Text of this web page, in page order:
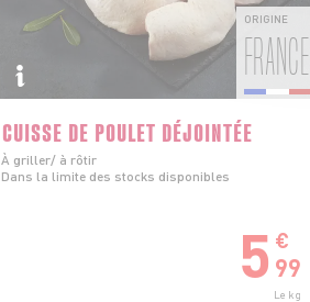
ORIGINE
FRANCE
CUISSE DE POULET DÉJOINTÉE
À griller/ à rôtir
Dans la limite des stocks disponibles
5 €
99
Le kg